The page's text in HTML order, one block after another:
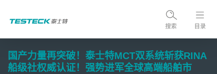
搜索 目录
国产力量再突破！泰士特MCT双系统斩获RINA
船级社权威认证！强势进军全球高端船舶市